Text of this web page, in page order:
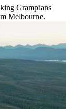
Grampians
Melbourne.